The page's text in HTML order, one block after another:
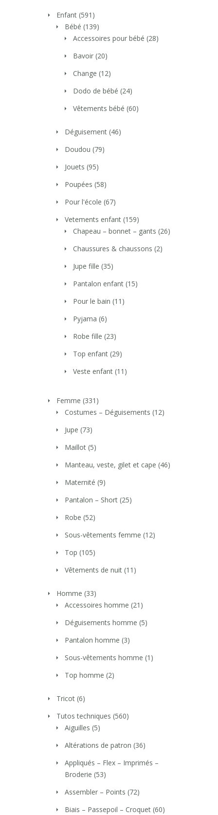
Enfant (591)
Bébé (139)
Accessoires pour bébé (28)
Bavoir (20)
Change (12)
Dodo de bébé (24)
Vêtements bébé (60)
Déguisement (46)
Doudou (79)
Jouets (95)
Poupées (58)
Pour l'école (67)
Vetements enfant (159)
Chapeau – bonnet – gants (26)
Chaussures & chaussons (2)
Jupe fille (35)
Pantalon enfant (15)
Pour le bain (11)
Pyjama (6)
Robe fille (23)
Top enfant (29)
Veste enfant (11)
Femme (331)
Costumes – Déguisements (12)
Jupe (73)
Maillot (5)
Manteau, veste, gilet et cape (46)
Maternité (9)
Pantalon – Short (25)
Robe (52)
Sous-vêtements femme (12)
Top (105)
Vêtements de nuit (11)
Homme (33)
Accessoires homme (21)
Déguisements homme (5)
Pantalon homme (3)
Sous-vêtements homme (1)
Top homme (2)
Tricot (6)
Tutos techniques (560)
Aiguilles (5)
Altérations de patron (36)
Appliqués – Flex – Imprimés –
Broderie (53)
Assembler – Points (72)
Biais – Passepoil – Croquet (60)